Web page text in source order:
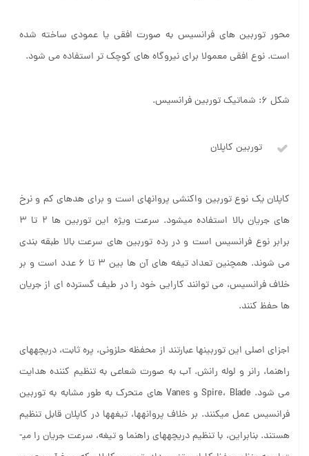
محور توربین های فرانسیس به صورت افقی یا عمودی ساخته شده
است. نوع افقی معمولا برای نیروگاه های کوچک تر استفاده می شود.
شکل 6: شماتیک توربین فرانسیس.
توربین کاپلان
کاپلان یک نوع توربین واکنشی پروانه­ای است و برای هدهای کم و نرخ
های جریان بالا استفاده می­شود. سرعت ویژه این توربین ها 2 تا 3
برابر نوع فرانسیس است و در رده توربین های سرعت بالا طبقه بندی
می شوند. همچنین تعداد تیغه های آن ها بین 3 تا 6 عدد است و بر
خلاف فرانسیس، می توانند کارایی خود را در طیف گسترده ای از جریان
ها حفظ کنند.
اجزای اصلی این توربین­ها عبارتند از محفظه حلزونی، پره ثابت، دریچه­های
راهنما، رانر و لوله رانش. آب به صورت شعاعی به تنظیم کننده هدایت
می شود. Spire، Blade و Vanes های متحرک به طور مشابه به توربین
فرانسیس عمل می­کنند. بر خلاف پروانه­ها، تیغه­ها در کاپلان قابل تنظیم
هستند. بنابراین، با تنظیم دریچه­های راهنما و تیغه، سرعت جریان را می­